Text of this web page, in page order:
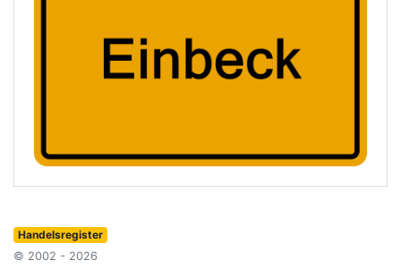
Handelsregister
© 2002 - 2026